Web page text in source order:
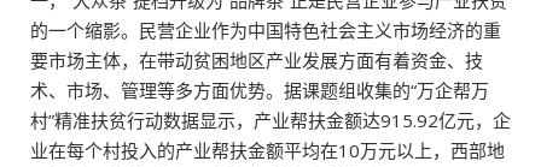
的一个缩影。民营企业作为中国特色社会主义市场经济的重
要市场主体，在带动贫困地区产业发展方面有着资金、技
术、市场、管理等多方面优势。据课题组收集的“万企帮万
村”精准扶贫行动数据显示，产业帮扶金额达915.92亿元，企
业在每个村投入的产业帮扶金额平均在10万元以上，西部地